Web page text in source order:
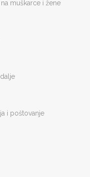
muškarce i žene
i poštovanje